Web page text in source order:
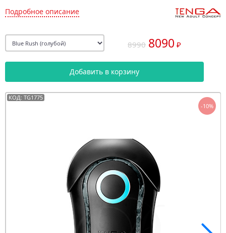
Подробное описание
8990 8090 ₽
Добавить в корзину
КОД: TG1775
-10%